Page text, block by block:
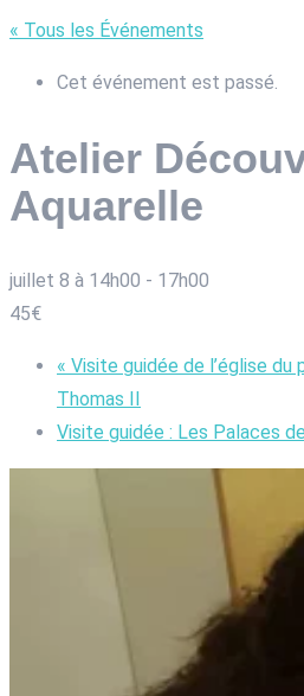
« Tous les Événements
Cet événement est passé.
Atelier
Aquarelle
juillet 8 à 14h00 - 17h00
45€
« Visite guidée de l’église du
Thomas II
Visite guidée : Les Palaces